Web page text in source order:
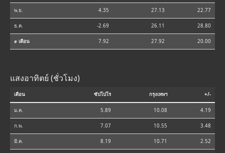
พ.ย. 4.35 27.13 22.77
ธ.ค. -2.69 26.11 28.80
⌀ เดือน 7.92 27.92 20.00
แสงอาทิตย์ (ชั่วโมง)
เดือน ซัปโปโร กรุงเทพฯ +/-
ม.ค. 5.89 10.08 4.19
ก.พ. 7.07 10.55 3.48
มี.ค. 8.19 10.71 2.52